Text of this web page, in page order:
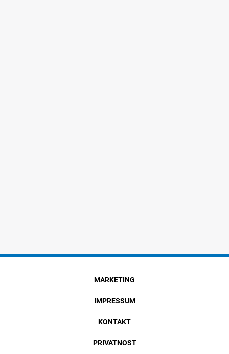
MARKETING
IMPRESSUM
KONTAKT
PRIVATNOST